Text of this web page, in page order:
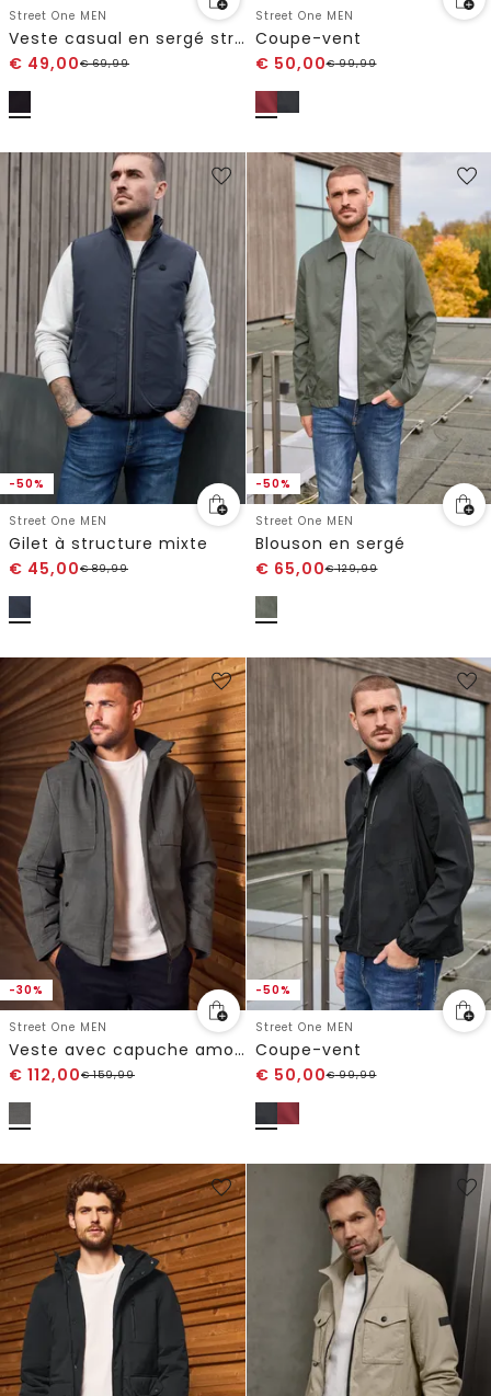
Street One MEN
Veste casual en sergé stretch au look délavé
€ 49,00€69,99
Street One MEN
Coupe-vent
€ 50,00€99,99
-50%
Street One MEN
Gilet à structure mixte
€ 45,00€89,99
-50%
Street One MEN
Blouson en sergé
€ 65,00€129,99
-30%
Street One MEN
Veste avec capuche amovible
€ 112,00€159,99
-50%
Street One MEN
Coupe-vent
€ 50,00€99,99